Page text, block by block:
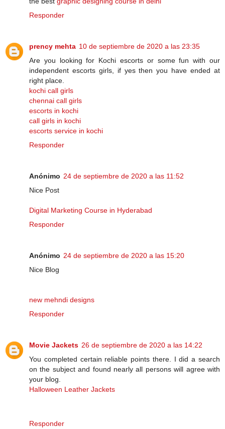
Responder
prency mehta 10 de septiembre de 2020 a las 23:35
Are you looking for Kochi escorts or some fun with our
independent escorts girls, if yes then you have ended at
right place.
kochi call girls
chennai call girls
escorts in kochi
call girls in kochi
escorts service in kochi
Responder
Anónimo 24 de septiembre de 2020 a las 11:52
Nice Post
Digital Marketing Course in Hyderabad
Responder
Anónimo 24 de septiembre de 2020 a las 15:20
Nice Blog
new mehndi designs
Responder
Movie Jackets 26 de septiembre de 2020 a las 14:22
You completed certain reliable points there. I did a search
on the subject and found nearly all persons will agree with
your blog.
Halloween Leather Jackets
Responder